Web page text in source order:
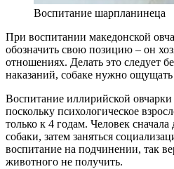
Воспитание шарпланинеца
При воспитании македонской
обозначить свою позицию – он
отношениях. Делать это следует
наказаний, собаке нужно
Воспитание иллирийской овчарки
поскольку психологическое
только к 4 годам. Человек
собаки, затем заняться
воспитание на подчинении, так
животного не получить.